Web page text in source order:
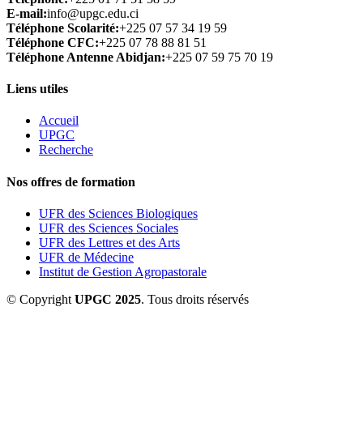
E-mail:info@upgc.edu.ci
Téléphone Scolarité:+225 07 57 34 19 59
Téléphone CFC:+225 07 78 88 81 51
Téléphone Antenne Abidjan:+225 07 59 75 70 19
Liens utiles
Accueil
UPGC
Recherche
Nos offres de formation
UFR des Sciences Biologiques
UFR des Sciences Sociales
UFR des Lettres et des Arts
UFR de Médecine
Institut de Gestion Agropastorale
© Copyright UPGC 2025. Tous droits réservés